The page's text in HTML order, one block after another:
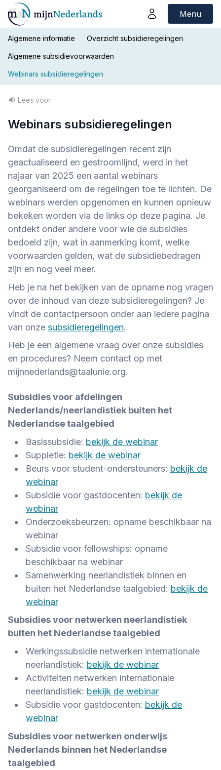
Menu
Lees voor
Algemene informatie Overzicht subsidieregelingen
Algemene subsidievoorwaarden
Webinars subsidieregelingen
Webinars subsidieregelingen
Omdat de subsidieregelingen recent zijn
geactualiseerd en gestroomlijnd, werd in het
najaar van 2025 een aantal webinars
georganiseerd om de regelingen toe te lichten. De
webinars werden opgenomen en kunnen opnieuw
bekeken worden via de links op deze pagina. Je
ontdekt onder andere voor wie de subsidies
bedoeld zijn, wat in aanmerking komt, welke
voorwaarden gelden, wat de subsidiebedragen
zijn en nog veel meer.
Heb je na het bekijken van de opname nog vragen
over de inhoud van deze subsidieregelingen? Je
vindt de contactpersoon onder aan iedere pagina
van onze subsidieregelingen.
Heb je een algemene vraag over onze subsidies
en procedures? Neem contact op met
mijnnederlands@taalunie.org.
Subsidies voor afdelingen
Nederlands/neerlandistiek buiten het
Nederlandse taalgebied
Basissubsidie: bekijk de webinar
Suppletie: bekijk de webinar
Beurs voor student-ondersteuners: bekijk de
webinar
Subsidie voor gastdocenten: bekijk de
webinar
Onderzoeksbeurzen: opname beschikbaar na
webinar
Subsidie voor fellowships: opname
beschikbaar na webinar
Samenwerking neerlandistiek binnen en
buiten het Nederlandse taalgebied: bekijk de
webinar
Subsidies voor netwerken neerlandistiek
buiten het Nederlandse taalgebied
Werkingssubsidie netwerken internationale
neerlandistiek: bekijk de webinar
Activiteiten netwerken internationale
neerlandistiek: bekijk de webinar
Subsidie voor gastdocenten: bekijk de
webinar
Subsidies voor netwerken onderwijs
Nederlands binnen het Nederlandse
taalgebied